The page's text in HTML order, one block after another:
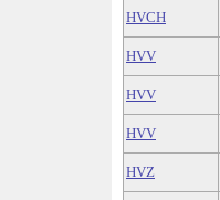
HVCH
HVV
HVV
HVV
HVZ